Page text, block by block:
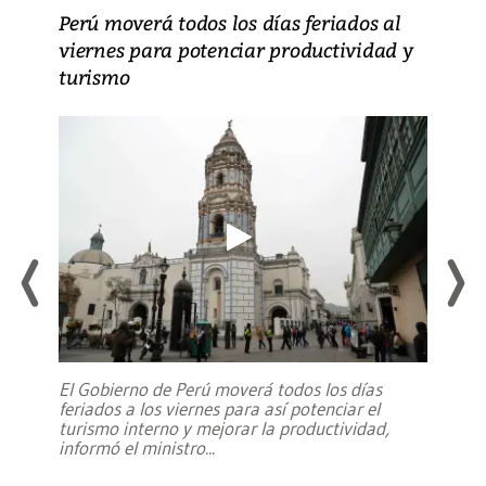
Perú moverá todos los días feriados al
viernes para potenciar productividad y
turismo
El Gobierno de Perú moverá todos los días
feriados a los viernes para así potenciar el
turismo interno y mejorar la productividad,
informó el ministro...